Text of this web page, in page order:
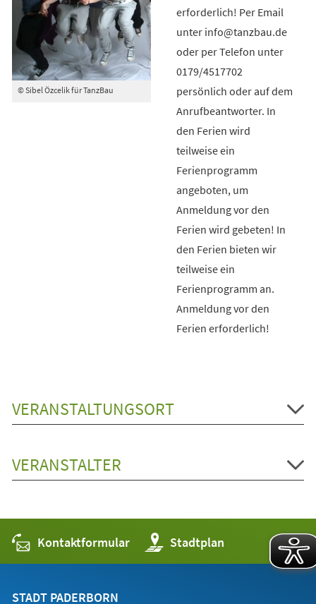
© Sibel Özcelik für TanzBau
erforderlich! Per Email
unter info@tanzbau.de
oder per Telefon unter
0179/4517702
persönlich oder auf dem
Anrufbeantworter. In
den Ferien wird
teilweise ein
Ferienprogramm
angeboten, um
Anmeldung vor den
Ferien wird gebeten! In
den Ferien bieten wir
teilweise ein
Ferienprogramm an.
Anmeldung vor den
Ferien erforderlich!
VERANSTALTUNGSORT
VERANSTALTER
Kontaktformular Stadtplan
(Öffnet
in
einem
STADT PADERBORN